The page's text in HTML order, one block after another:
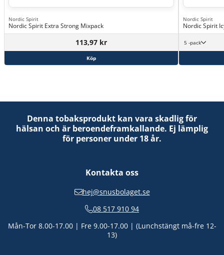
Nordic Spirit
Nordic Spirit Extra Strong Mixpack
113,97 kr
Köp
Nordic Spirit
Nordic Spirit
5 -pack
Denna tobaksprodukt kan vara skadlig för
hälsan och är beroendeframkallande. Ej lämplig
för personer under 18 år.
Kontakta oss
hej@snusbolaget.se
08 517 910 94
Mån-Tor 8.00-17.00 | Fre 9.00-17.00 | (Lunchstängt må-fre 12-
13)